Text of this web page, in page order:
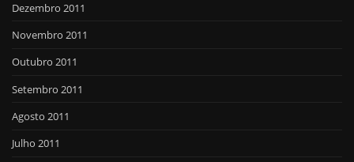
Dezembro 2011
Novembro 2011
Outubro 2011
Setembro 2011
Agosto 2011
Julho 2011